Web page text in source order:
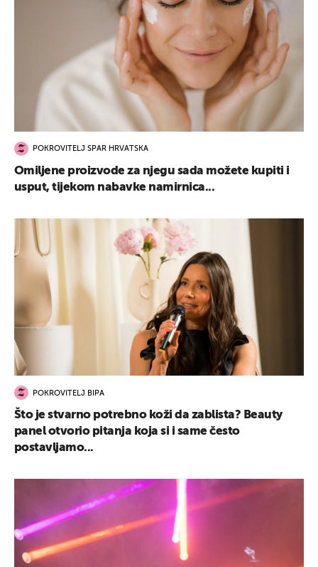
POKROVITELJ SPAR HRVATSKA
Omiljene proizvode za njegu sada možete kupiti i
usput, tijekom nabavke namirnica...
POKROVITELJ BIPA
Što je stvarno potrebno koži da zablista? Beauty
panel otvorio pitanja koja si i same često
postavljamo...